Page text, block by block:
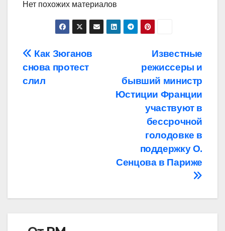
Нет похожих материалов
Навигация
по
Известные
режиссеры и
бывший министр
Юстиции Франции
участвуют в
бессрочной
голодовке в
поддержку О.
Сенцова в Париже
Как Зюганов
снова протест
слил